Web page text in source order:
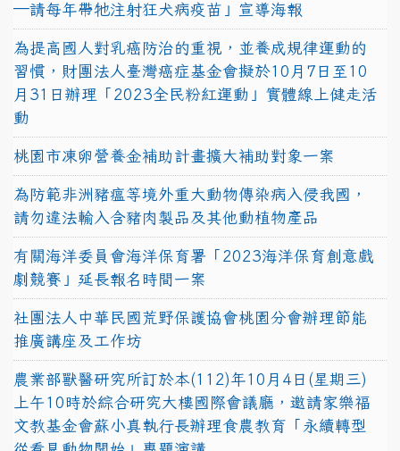
—請每年帶牠注射狂犬病疫苗」宣導海報
為提高國人對乳癌防治的重視，並養成規律運動的
習慣，財團法人臺灣癌症基金會擬於10月7日至10
月31日辦理「2023全民粉紅運動」實體線上健走活
動
桃園市凍卵營養金補助計畫擴大補助對象一案
為防範非洲豬瘟等境外重大動物傳染病入侵我國，
請勿違法輸入含豬肉製品及其他動植物產品
有關海洋委員會海洋保育署「2023海洋保育創意戲
劇競賽」延長報名時間一案
社團法人中華民國荒野保護協會桃園分會辦理節能
推廣講座及工作坊
農業部獸醫研究所訂於本(112)年10月4日(星期三)
上午10時於綜合研究大樓國際會議廳，邀請家樂福
文教基金會蘇小真執行長辦理食農教育「永續轉型